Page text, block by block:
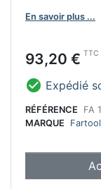
En savoir plus ...
Prix
93,20 € TTC
 Expédié
RÉFÉRENCE FA
MARQUE